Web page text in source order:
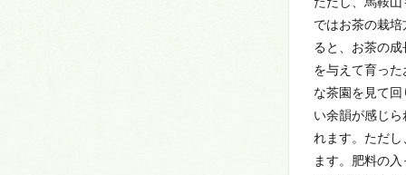
ではお茶の栽
ると、お茶の
を与えて育っ
な茶園を見て
い余韻が感じ
れます。ただ
ます。肥料の